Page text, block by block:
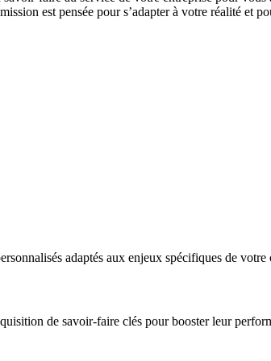
est pensée pour s’adapter à votre réalité et
adaptés aux enjeux spécifiques de votre
de savoir-faire clés pour booster leur